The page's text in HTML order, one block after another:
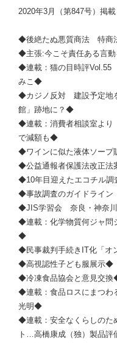
2020年3月（第847号）掲載
◆後絶たぬ悪質商法 特商
◆主張:今こそ責任ある言
◆連載：猫の目時評Vol.55
みこ◆
◆カジノ反対 建設予定地
館」跡地に？◆
◆連載：消費者相談室よ
で減額も◆
◆ワインに似た液体ソープ
◆公益通報者保護法改正
◆10年目迎えたエコチル
◆事故調査のガイドライ
◆JIS学習会 奈良・神奈
◆連載：化学物質何ジャ問
◆
◆民事裁判手続きIT化「オ
◆高視認性子ども服展示◆
◆冷凍食品協会と意見交
◆連載：食品ロスにまつわ
光明◆
◆連載：安全なくらしのた
ト…高橋康成（独）製品評